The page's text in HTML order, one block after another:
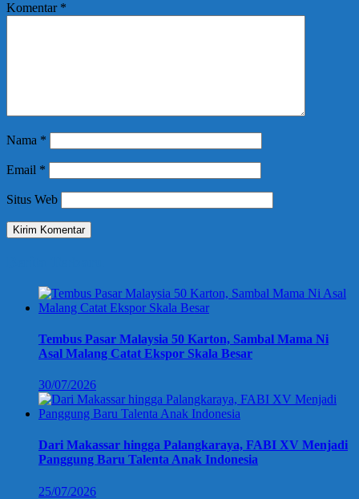
Komentar *
Nama *
Email *
Situs Web
Tembus Pasar Malaysia 50 Karton, Sambal Mama Ni
Asal Malang Catat Ekspor Skala Besar
30/07/2026
Dari Makassar hingga Palangkaraya, FABI XV Menjadi
Panggung Baru Talenta Anak Indonesia
25/07/2026